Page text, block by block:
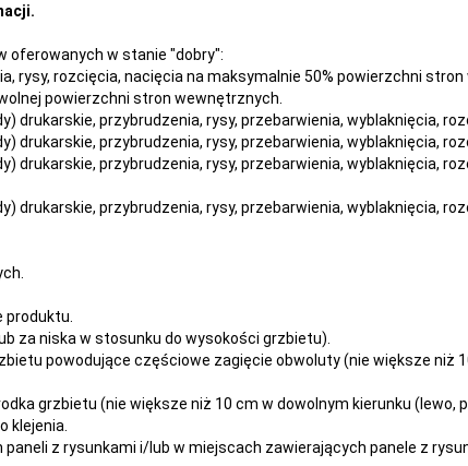
oferowanych w stanie "dobry":
rysy, rozcięcia, nacięcia na maksymalnie 50% powierzchni
powierzchni stron wewnętrznych.
drukarskie, przybrudzenia, rysy, przebarwienia, wyblaknięcia,
drukarskie, przybrudzenia, rysy, przebarwienia, wyblaknięcia,
drukarskie, przybrudzenia, rysy, przebarwienia, wyblaknięcia,
drukarskie, przybrudzenia, rysy, przebarwienia, wyblaknięcia,
produktu.
za niska w stosunku do wysokości grzbietu).
powodujące częściowe zagięcie obwoluty (nie większe niż
grzbietu (nie większe niż 10 cm w dowolnym kierunku (lewo,
klejenia.
z rysunkami i/lub w miejscach zawierających panele z